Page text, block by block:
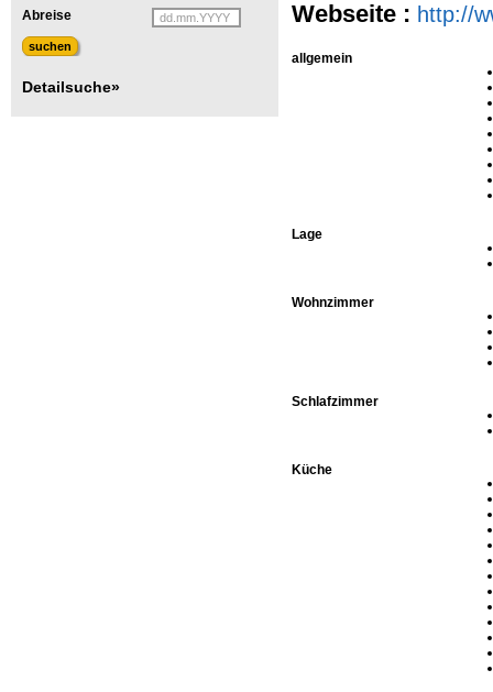
Abreise
Detailsuche»
Webseite : http://
allgemein
Lage
Wohnzimmer
Schlafzimmer
Küche